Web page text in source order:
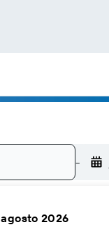
-
agosto 2026